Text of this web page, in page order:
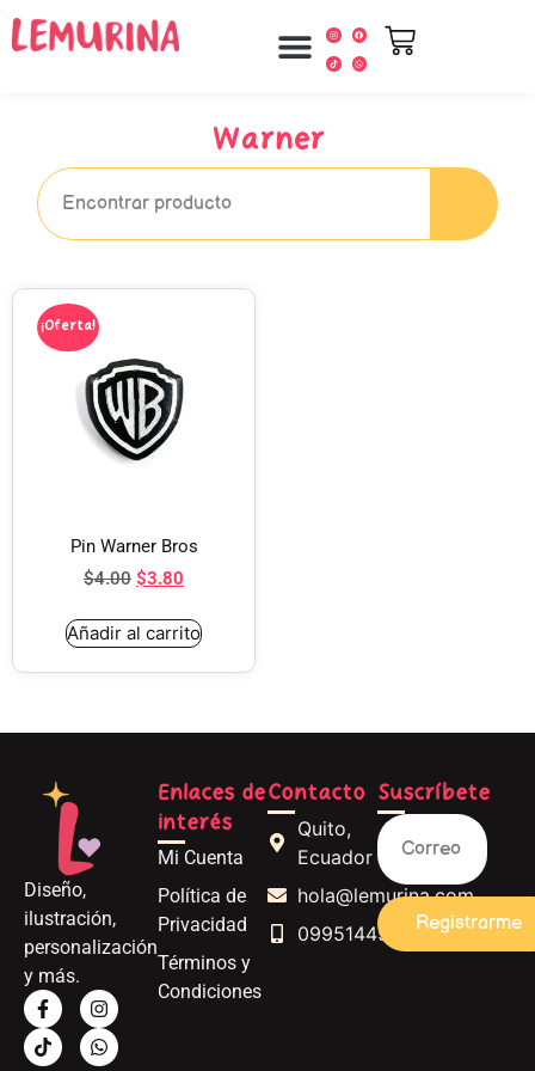
Warner
¡Oferta!
Pin Warner Bros
$4.00 $3.80
Añadir al carrito
Diseño,
ilustración,
personalización
y más.
Enlaces de
interés
Mi Cuenta
Política de
Privacidad
Términos y
Condiciones
Contacto
Quito,
Ecuador
hola@lemurina.com
0995144562
Suscríbete
Registrarme